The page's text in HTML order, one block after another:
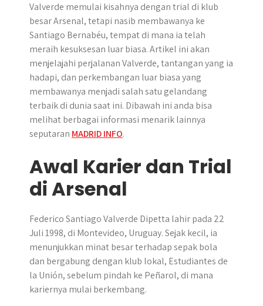
Valverde memulai kisahnya dengan trial di klub
besar Arsenal, tetapi nasib membawanya ke
Santiago Bernabéu, tempat di mana ia telah
meraih kesuksesan luar biasa. Artikel ini akan
menjelajahi perjalanan Valverde, tantangan yang ia
hadapi, dan perkembangan luar biasa yang
membawanya menjadi salah satu gelandang
terbaik di dunia saat ini. Dibawah ini anda bisa
melihat berbagai informasi menarik lainnya
seputaran MADRID INFO.
Awal Karier dan Trial
di Arsenal
Federico Santiago Valverde Dipetta lahir pada 22
Juli 1998, di Montevideo, Uruguay. Sejak kecil, ia
menunjukkan minat besar terhadap sepak bola
dan bergabung dengan klub lokal, Estudiantes de
la Unión, sebelum pindah ke Peñarol, di mana
kariernya mulai berkembang.